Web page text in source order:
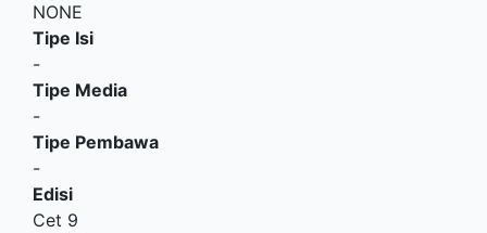
NONE
Tipe Isi
-
Tipe Media
-
Tipe Pembawa
-
Edisi
Cet 9